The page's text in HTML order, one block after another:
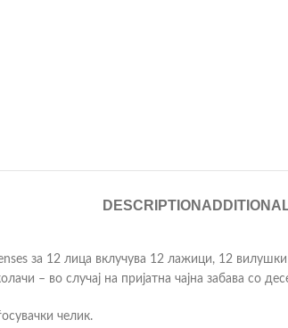
DESCRIPTION
за 12 лица вклучува 12 лажици, 12
– во случај на пријатна чајна забава со
челик.